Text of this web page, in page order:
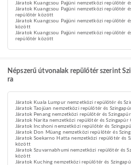
Járatok Kuangcsou Pajjüni nemzetközi repülőtér
Járatok Kuangcsou Pajjüni nemzetközi repülőtér
repülőtér között
Járatok Kuangcsou Pajjüni nemzetközi repülőtér
között
Járatok Kuangcsou Pajjüni nemzetközi repülőtér
repülőtér között
Népszerű útvonalak repülőtér szerint
ra
Járatok Kuala Lumpur nemzetközi repülőtér és
Járatok Taojüan nemzetközi repülőtér és
Járatok Penang nemzetközi repülőtér és
Járatok Narita nemzetközi repülőtér és
Járatok Incshoni nemzetközi repülőtér és
Járatok Don Müang nemzetközi repülőtér és
Járatok Soekarno Hatta nemzetközi repülőtér és
között
Járatok Szuvarnabhumi nemzetközi repülőtér és
között
Járatok Kuching nemzetközi repülőtér és